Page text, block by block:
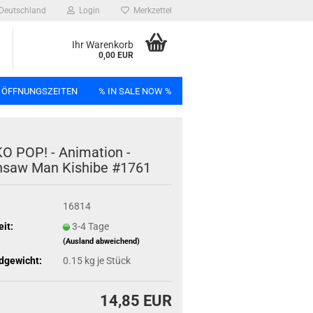
Deutschland Login Merkzettel
Ihr Warenkorb
0,00 EUR
% IN SALE NOW %
POP! - Ani­ma­ti­on -
Man Kis­hi­be #1761
16814
3-4 Tage
(Ausland abweichend)
0.15kg je Stück
14,85 EUR